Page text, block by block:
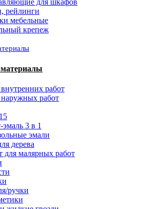
для шкафов
рейлинги
мебельные
крепеж
работ
работ
эмаль 3 в 1
эмали
дерева
для малярных работ
ручки